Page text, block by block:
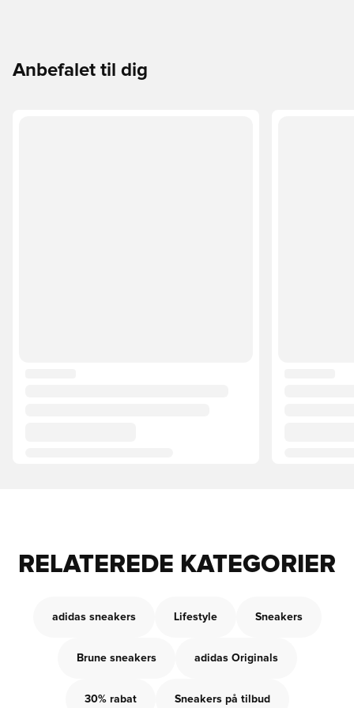
Anbefalet til dig
RELATEREDE KATEGORIER
adidas sneakers Lifestyle Sneakers
Brune sneakers adidas Originals
30% rabat Sneakers på tilbud